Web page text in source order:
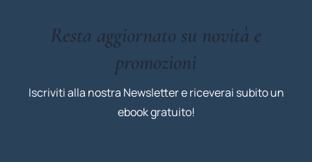
Resta aggiornato su novità e
promozioni
Iscriviti alla nostra Newsletter e riceverai subito un
ebook gratuito!